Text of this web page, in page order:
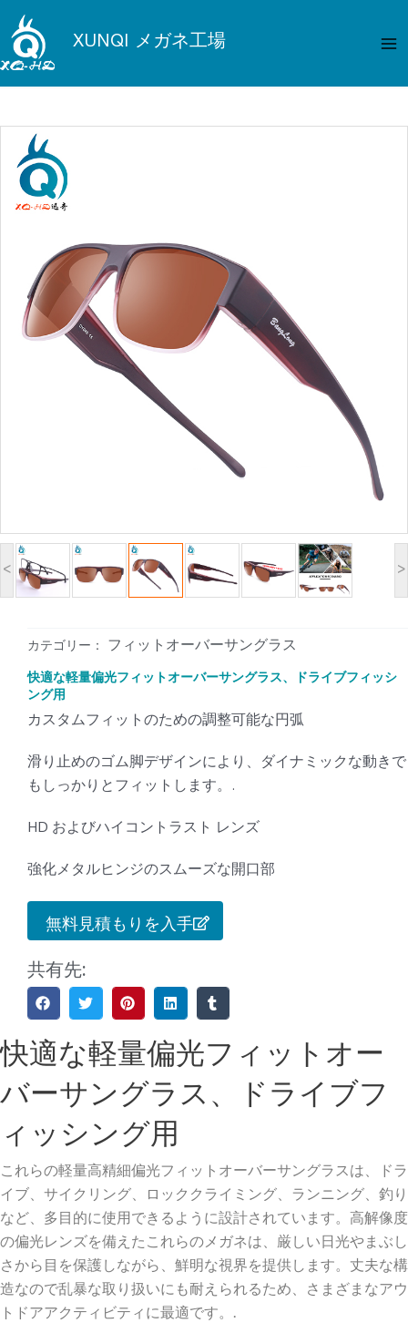
容
を
ス
ッ
XUNQI メガネ工場
イ
ン
メ
< >
カテゴリー： フィットオーバーサングラス
快適な軽量偏光フィットオーバーサングラス、ドライブフィッシ
ング用
カスタムフィットのための調整可能な円弧
滑り止めのゴム脚デザインにより、ダイナミックな動きで
もしっかりとフィットします。.
HD およびハイコントラスト レンズ
強化メタルヒンジのスムーズな開口部
無料見積もりを入手
共有先:
快適な軽量偏光フィットオー
バーサングラス、ドライブフ
ィッシング用
これらの軽量高精細偏光フィットオーバーサングラスは、ドラ
イブ、サイクリング、ロッククライミング、ランニング、釣り
など、多目的に使用できるように設計されています。高解像度
の偏光レンズを備えたこれらのメガネは、厳しい日光やまぶし
さから目を保護しながら、鮮明な視界を提供します。丈夫な構
造なので乱暴な取り扱いにも耐えられるため、さまざまなアウ
トドアアクティビティに最適です。.